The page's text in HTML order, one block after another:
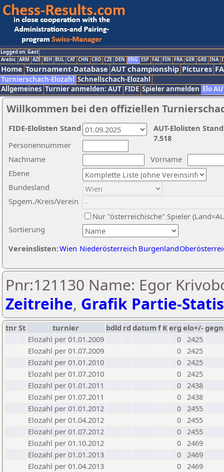
Logged on: Gast
Arabic ARM AZE BIH BUL CAT CHN CRO CZE DEN ENG ESP FAI FIN FRA GER GRE INA
Home Tournament-Database AUT championship Pictures
Turnierschach-Elozahl Schnellschach-Elozahl
Allgemeines Turnier anmelden: AUT FIDE Spieler anmelden Elo
Willkommen bei den offiziellen
Nachname
Vorname
Ebene
Sortierung
Personennummer
Bundesland
Spgem./Kreis/Verein
Nur "österreichische" Spieler
Vereinslisten:Wien Niederösterreich Burgenland
AUT-Elolisten
7.518
FIDE-Elolisten Stand
Pnr:121130 Name: Egor
Zeitreihe, Grafik Partie-
tnrSt turnier bdld rd datumf Kerg elo+/-
Elozahl per 01.01.2009
0 2425
Elozahl per 01.07.2009
0 2425
Elozahl per 01.01.2010
0 2425
Elozahl per 01.07.2010
0 2425
Elozahl per 01.01.2011
0 2438
Elozahl per 01.07.2011
0 2438
Elozahl per 01.01.2012
0 2455
Elozahl per 01.04.2012
0 2455
Elozahl per 01.07.2012
0 2455
Elozahl per 01.10.2012
0 2469
Elozahl per 01.01.2013
0 2469
Elozahl per 01.04.2013
0 2469